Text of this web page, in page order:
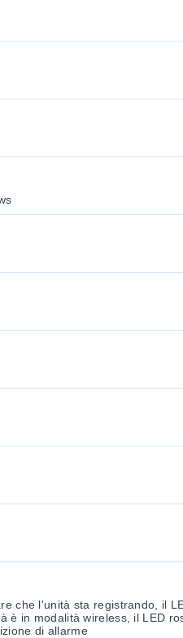
che l'unità sta registrando, il
è in modalità wireless, il LED
di allarme